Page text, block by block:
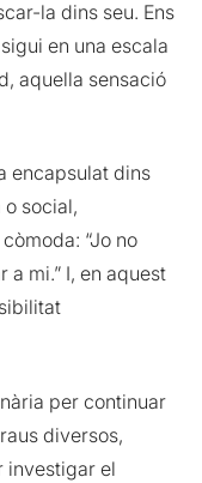
la dins seu. Ens
en una escala
aquella sensació
encapsulat dins
social,
“Jo no
a mi.” I, en aquest
per continuar
diversos,
investigar el